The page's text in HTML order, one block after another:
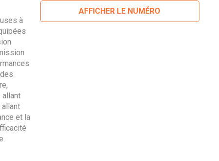
à
allant
et la
AFFICHER LE NUMÉRO